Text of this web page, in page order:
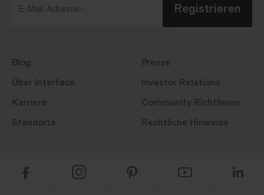
Blog
Über Interface
Karriere
Standorte
Presse
Investor Relations
Community Richtlinien
Rechtliche Hinweise
E-Mail-Adresse Registrieren